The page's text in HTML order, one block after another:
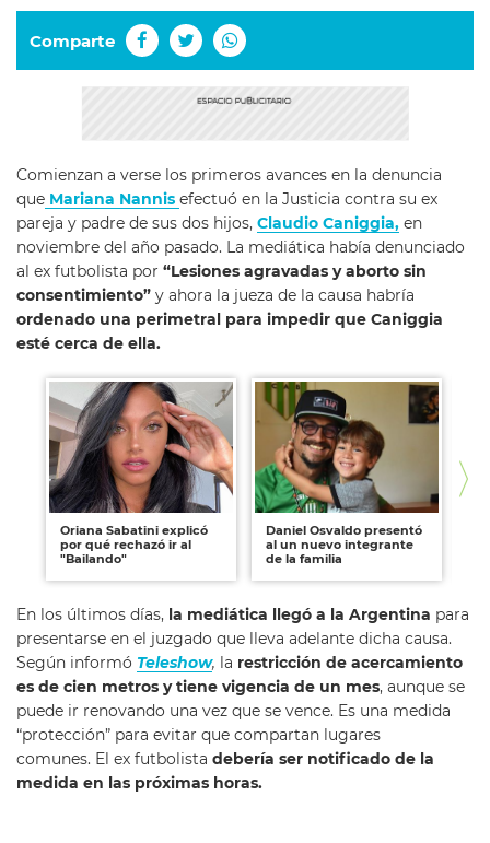
Comparte
Comienzan a verse los primeros avances en la denuncia
que Mariana Nannis efectuó en la Justicia contra su ex
pareja y padre de sus dos hijos, Claudio Caniggia, en
noviembre del año pasado. La mediática había denunciado
al ex futbolista por “Lesiones agravadas y aborto sin
consentimiento” y ahora la jueza de la causa habría
ordenado una perimetral para impedir que Caniggia
esté cerca de ella.
Oriana Sabatini explicó
por qué rechazó ir al
"Bailando"
Daniel Osvaldo presentó
al un nuevo integrante
de la familia
En los últimos días, la mediática llegó a la Argentina para
presentarse en el juzgado que lleva adelante dicha causa.
Según informó Teleshow, la restricción de acercamiento
es de cien metros y tiene vigencia de un mes, aunque se
puede ir renovando una vez que se vence. Es una medida
“protección” para evitar que compartan lugares
comunes. El ex futbolista debería ser notificado de la
medida en las próximas horas.